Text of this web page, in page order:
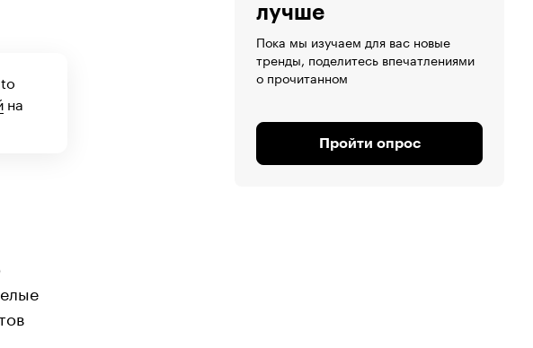
на
лучше
Пока мы изучаем для вас новые
тренды, поделитесь впечатлениями
о прочитанном
Пройти опрос